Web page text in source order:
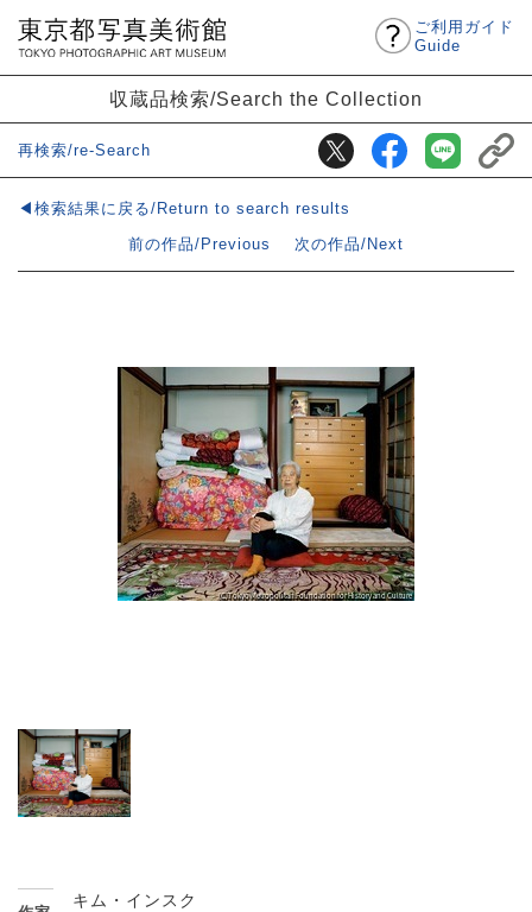
ご利用ガイド
Guide
収蔵品検索/Search the Collection
再検索/re-Search
◀検索結果に戻る/Return to search results
前の作品/Previous
次の作品/Next
キム・インスク